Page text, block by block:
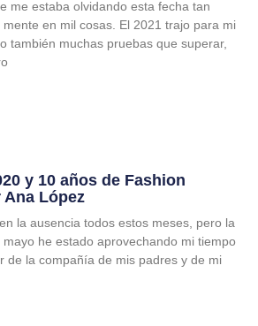
me estaba olvidando esta fecha tan
en mil cosas. El 2021 trajo para mi
también muchas pruebas que superar,
y 10 años de Fashion
López
la ausencia todos estos meses, pero la
he estado aprovechando mi tiempo
de la compañía de mis padres y de mi